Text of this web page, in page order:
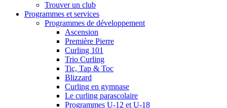
Trouver un club
Programmes et services
Programmes de développement
Ascension
Première Pierre
Curling 101
Trio Curling
Tic, Tap & Toc
Blizzard
Curling en gymnase
Le curling parascolaire
Programmes U-12 et U-18